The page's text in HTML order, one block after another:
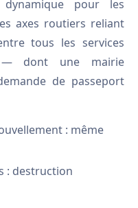
dynamique pour les
axes routiers reliant
tous les services
— dont une mairie
de passeport
: même
: destruction